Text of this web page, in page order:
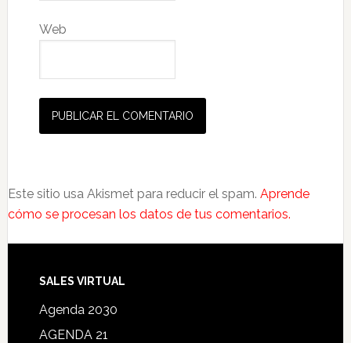
Web
Este sitio usa Akismet para reducir el spam. Aprende
cómo se procesan los datos de tus comentarios.
SALES VIRTUAL
Agenda 2030
AGENDA 21